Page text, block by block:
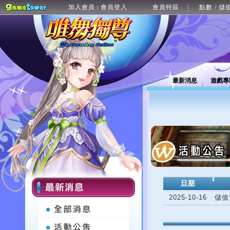
加入會員 | 會員登入 會員特區 點數 / 儲
最新消息 遊戲
日期
2025-10-16
儲